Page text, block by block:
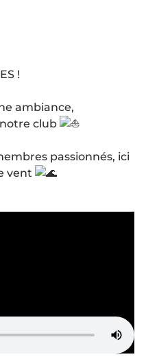
!
ambiance,
club
passionnés, ici
vent